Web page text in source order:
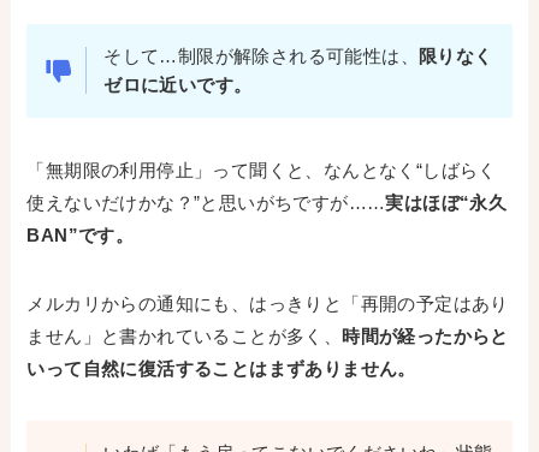
そして…制限が解除される可能性は、
限りなく
ゼロに近いです。
「無期限の利用停止」って聞くと、なんとなく“しばらく
使えないだけかな？”と思いがちですが……実はほぼ“永久
BAN”です。
メルカリからの通知にも、はっきりと「再開の予定はあり
ません」と書かれていることが多く、 時間が経ったからと
いって自然に復活することはまずありません。